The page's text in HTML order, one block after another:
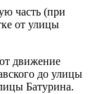
часть (при
от улицы
движение
до улицы
Батурина.